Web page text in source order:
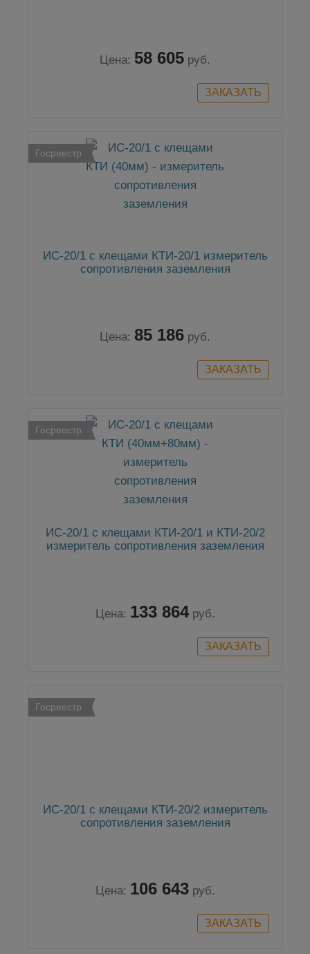
Цена: 58 605 руб.
Госреестр
ИС-20/1 с клещами КТИ-20/1 измеритель
сопротивления заземления
Цена: 85 186 руб.
Госреестр
ИС-20/1 с клещами КТИ-20/1 и КТИ-20/2
измеритель сопротивления заземления
Цена: 133 864 руб.
Госреестр
ИС-20/1 с клещами КТИ-20/2 измеритель
сопротивления заземления
Цена: 106 643 руб.